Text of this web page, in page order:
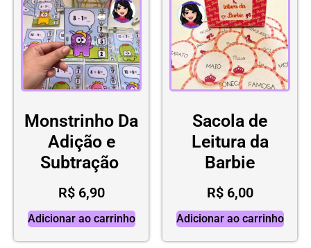
Monstrinho Da
Adição e
Subtração
R$6,90
Adicionar ao carrinho
Sacola de
Leitura da
Barbie
R$6,00
Adicionar ao carrinho